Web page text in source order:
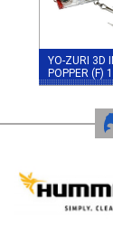
YO-ZURI 3D
POPPER (F)